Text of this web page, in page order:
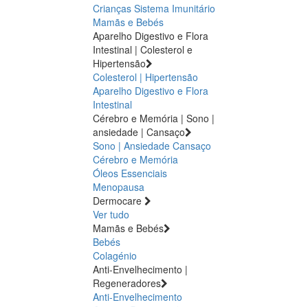
Crianças Sistema Imunitário
Mamãs e Bebés
Aparelho Digestivo e Flora
Intestinal | Colesterol e
Hipertensão
Colesterol | Hipertensão
Aparelho Digestivo e Flora
Intestinal
Cérebro e Memória | Sono |
ansiedade | Cansaço
Sono | Ansiedade Cansaço
Cérebro e Memória
Óleos Essenciais
Menopausa
Dermocare
Ver tudo
Mamãs e Bebés
Bebés
Colagénio
Anti-Envelhecimento |
Regeneradores
Anti-Envelhecimento